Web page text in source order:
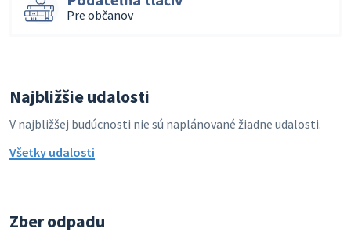
Pre občanov
Najbližšie udalosti
V najbližšej budúcnosti nie sú naplánované žiadne udalosti.
Všetky udalosti
Zber odpadu